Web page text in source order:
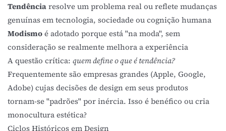
Tendênciaresolve um problema real ou reflete mudanças
genuínas em tecnologia, sociedade ou cognição humana
Modismoé adotado porque está "na moda", sem
consideração se realmente melhora a experiência
A questão crítica: quem define o que é tendência?
Frequentemente são empresas grandes (Apple, Google,
Adobe) cujas decisões de design em seus produtos
tornam-se "padrões" por inércia. Isso é benéfico ou cria
monocultura estética?
Ciclos Históricos em Design